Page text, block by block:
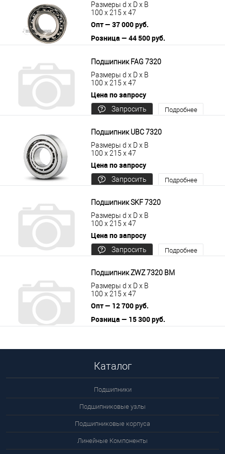
Размеры d x D x B
100 x 215 x 47
Опт — 37 000 руб.
Розница — 44 500 руб.
Подшипник FAG 7320
Размеры d x D x B
100 x 215 x 47
Цена по запросу
Запросить
Подробнее
Подшипник UBC 7320
Размеры d x D x B
100 x 215 x 47
Цена по запросу
Запросить
Подробнее
Подшипник SKF 7320
Размеры d x D x B
100 x 215 x 47
Цена по запросу
Запросить
Подробнее
Подшипник ZWZ 7320 BM
Размеры d x D x B
100 x 215 x 47
Опт — 12 700 руб.
Розница — 15 300 руб.
Каталог
Подшипники
Подшипниковые узлы
Подшипниковые корпуса
Линейные Компоненты